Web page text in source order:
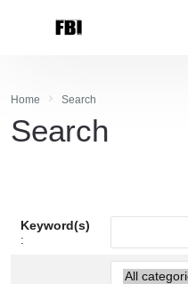
Home Search
Search
Keyword(s)
: